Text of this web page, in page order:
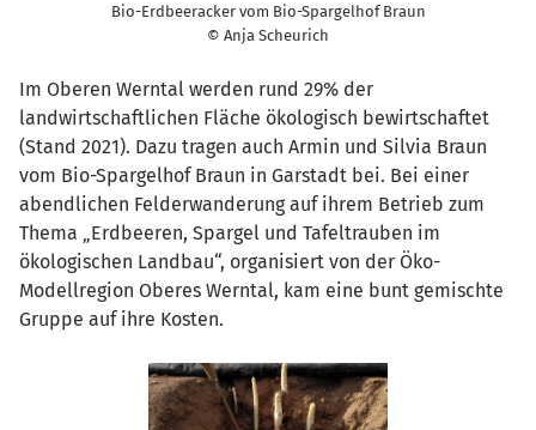
Bio-Erdbeeracker vom Bio-Spargelhof Braun
© Anja Scheurich
Im Oberen Werntal werden rund 29% der
landwirtschaftlichen Fläche ökologisch bewirtschaftet
(Stand 2021). Dazu tragen auch Armin und Silvia Braun
vom Bio-Spargelhof Braun in Garstadt bei. Bei einer
abendlichen Felderwanderung auf ihrem Betrieb zum
Thema „Erdbeeren, Spargel und Tafeltrauben im
ökologischen Landbau“, organisiert von der Öko-
Modellregion Oberes Werntal, kam eine bunt gemischte
Gruppe auf ihre Kosten.